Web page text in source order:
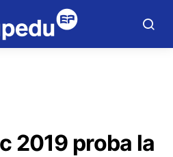
2019 proba la